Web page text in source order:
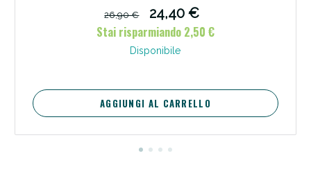
26,90 €
24,40 €
Stai risparmiando 2,50 €
Disponibile
AGGIUNGI AL CARRELLO